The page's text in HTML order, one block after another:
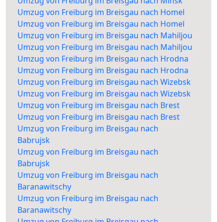
Umzug von Freiburg im Breisgau nach Homel
Umzug von Freiburg im Breisgau nach Homel
Umzug von Freiburg im Breisgau nach Mahiljou
Umzug von Freiburg im Breisgau nach Mahiljou
Umzug von Freiburg im Breisgau nach Hrodna
Umzug von Freiburg im Breisgau nach Hrodna
Umzug von Freiburg im Breisgau nach Wizebsk
Umzug von Freiburg im Breisgau nach Wizebsk
Umzug von Freiburg im Breisgau nach Brest
Umzug von Freiburg im Breisgau nach Brest
Umzug von Freiburg im Breisgau nach
Babrujsk
Umzug von Freiburg im Breisgau nach
Babrujsk
Umzug von Freiburg im Breisgau nach
Baranawitschy
Umzug von Freiburg im Breisgau nach
Baranawitschy